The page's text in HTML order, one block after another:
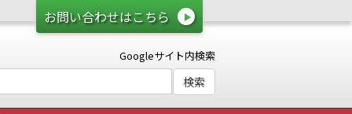
お問い合わせはこちら
Googleサイト内検索